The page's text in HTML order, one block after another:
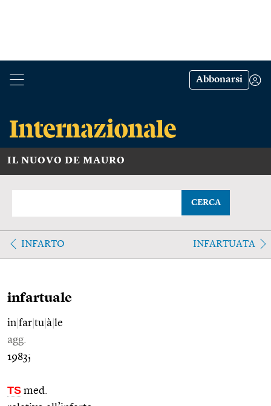
Abbonarsi
IL NUOVO DE MAURO
CERCA
INFARTO INFARTUATA
infartuale
in far tu à le
agg.
1983;
TS med.